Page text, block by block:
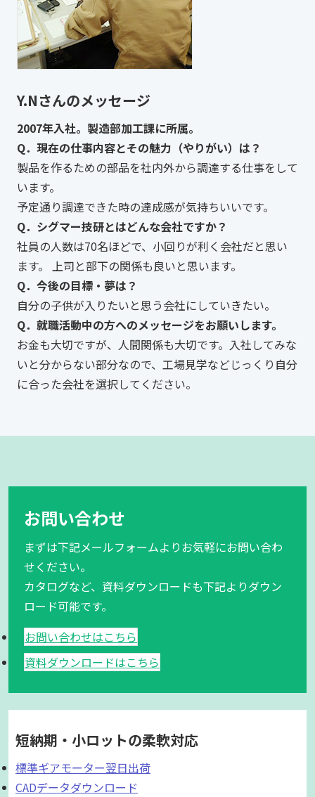
Y.Nさんのメッセージ
2007年入社。製造部加工課に所属。
Q．現在の仕事内容とその魅力（やりがい）は？
製品を作るための部品を社内外から調達する仕事をして
います。
予定通り調達できた時の達成感が気持ちいいです。
Q．シグマー技研とはどんな会社ですか？
社員の人数は70名ほどで、小回りが利く会社だと思い
ます。 上司と部下の関係も良いと思います。
Q．今後の目標・夢は？
自分の子供が入りたいと思う会社にしていきたい。
Q．就職活動中の方へのメッセージをお願いします。
お金も大切ですが、人間関係も大切です。入社してみな
いと分からない部分なので、工場見学などじっくり自分
に合った会社を選択してください。
お問い合わせ
まずは下記メールフォームよりお気軽にお問い合わ
せください。
カタログなど、資料ダウンロードも下記よりダウン
ロード可能です。
お問い合わせはこちら
資料ダウンロードはこちら
短納期・小ロットの柔軟対応
標準ギアモーター翌日出荷
CADデータダウンロード